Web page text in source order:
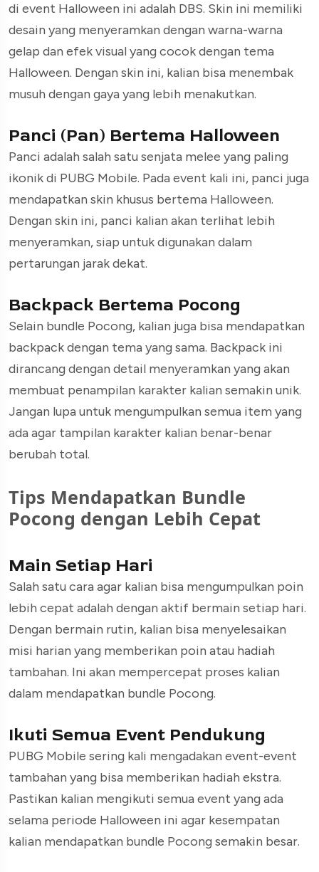
di event Halloween ini adalah DBS. Skin ini memiliki
desain yang menyeramkan dengan warna-warna
gelap dan efek visual yang cocok dengan tema
Halloween. Dengan skin ini, kalian bisa menembak
musuh dengan gaya yang lebih menakutkan.
Panci (Pan) Bertema Halloween
Panci adalah salah satu senjata melee yang paling
ikonik di PUBG Mobile. Pada event kali ini, panci juga
mendapatkan skin khusus bertema Halloween.
Dengan skin ini, panci kalian akan terlihat lebih
menyeramkan, siap untuk digunakan dalam
pertarungan jarak dekat.
Backpack Bertema Pocong
Selain bundle Pocong, kalian juga bisa mendapatkan
backpack dengan tema yang sama. Backpack ini
dirancang dengan detail menyeramkan yang akan
membuat penampilan karakter kalian semakin unik.
Jangan lupa untuk mengumpulkan semua item yang
ada agar tampilan karakter kalian benar-benar
berubah total.
Tips Mendapatkan Bundle
Pocong dengan Lebih Cepat
Main Setiap Hari
Salah satu cara agar kalian bisa mengumpulkan poin
lebih cepat adalah dengan aktif bermain setiap hari.
Dengan bermain rutin, kalian bisa menyelesaikan
misi harian yang memberikan poin atau hadiah
tambahan. Ini akan mempercepat proses kalian
dalam mendapatkan bundle Pocong.
Ikuti Semua Event Pendukung
PUBG Mobile sering kali mengadakan event-event
tambahan yang bisa memberikan hadiah ekstra.
Pastikan kalian mengikuti semua event yang ada
selama periode Halloween ini agar kesempatan
kalian mendapatkan bundle Pocong semakin besar.